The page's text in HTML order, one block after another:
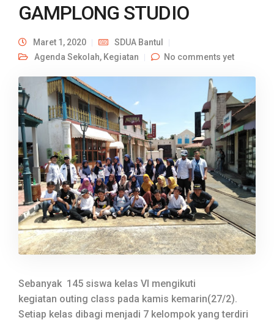
GAMPLONG STUDIO
Maret 1, 2020
SDUA Bantul
Agenda Sekolah, Kegiatan No comments yet
Sebanyak 145 siswa kelas VI mengikuti
kegiatan outing class pada kamis kemarin(27/2).
Setiap kelas dibagi menjadi 7 kelompok yang terdiri